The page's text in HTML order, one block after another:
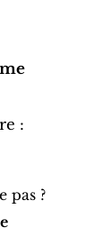
:
pas ?